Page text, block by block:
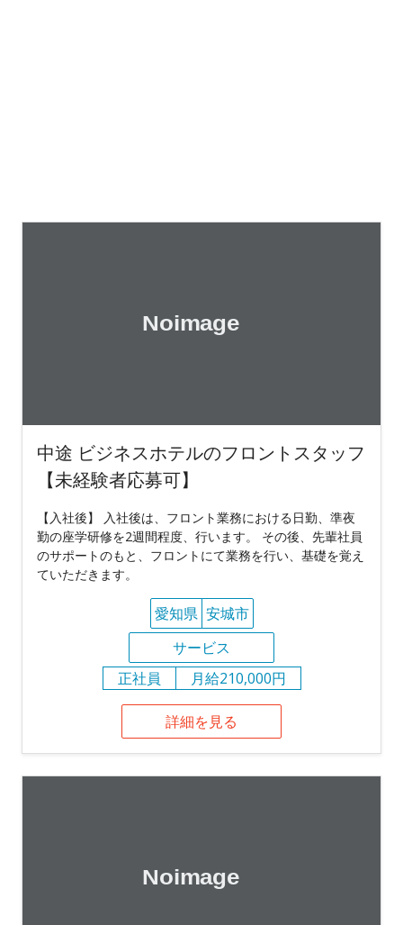
中途 ビジネスホテルのフロントスタッフ
【未経験者応募可】
【入社後】 入社後は、フロント業務における日勤、準夜
勤の座学研修を2週間程度、行います。 その後、先輩社員
のサポートのもと、フロントにて業務を行い、基礎を覚え
ていただきます。
愛知県 安城市
サービス
正社員
月給210,000円
詳細を見る